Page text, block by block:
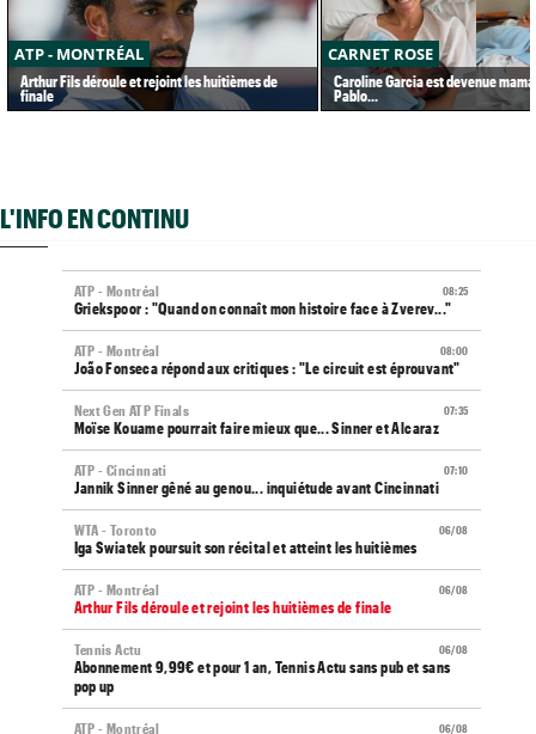
ATP - MONTRÉAL
Arthur Fils déroule et rejoint les huitièmes de
finale
CARNET ROSE
Caroline Garcia est devenue
Pablo...
L'INFO EN CONTINU
08:25
ATP - Montréal
Griekspoor : "Quand on connaît mon histoire face à Zverev..."
08:00
ATP - Montréal
João Fonseca répond aux critiques : "Le circuit est éprouvant"
07:35
Next Gen ATP Finals
Moïse Kouame pourrait faire mieux que... Sinner et Alcaraz
07:10
ATP - Cincinnati
Jannik Sinner gêné au genou... inquiétude avant Cincinnati
06/08
WTA - Toronto
Iga Swiatek poursuit son récital et atteint les huitièmes
06/08
ATP - Montréal
Arthur Fils déroule et rejoint les huitièmes de finale
06/08
Tennis Actu
Abonnement 9,99€ et pour 1 an, Tennis Actu sans pub et sans
pop up
06/08
ATP - Montréal